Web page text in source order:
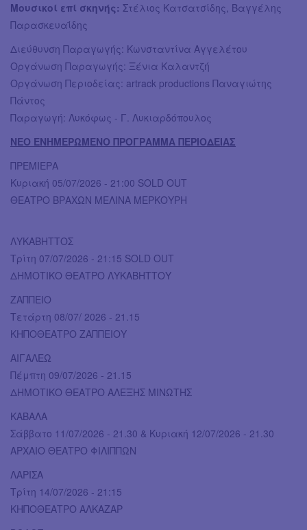
Μουσικοί επί σκηνής: Στέλιος Κατσατσίδης, Βαγγέλης
Παρασκευαΐδης
Διεύθυνση Παραγωγής: Κωνσταντίνα Αγγελέτου
Οργάνωση Παραγωγής: Ξένια Καλαντζή
Οργάνωση Περιοδείας: artrack productions Παναγιώτης
Πάντος
Παραγωγή: Λυκόφως - Γ. Λυκιαρδόπουλος
ΝΕΟ ΕΝΗΜΕΡΩΜΕΝΟ ΠΡΟΓΡΑΜΜΑ ΠΕΡΙΟΔΕΙΑΣ
ΠΡΕΜΙΕΡΑ
Κυριακή 05/07/2026 - 21:00 SOLD OUT
ΘΕΑΤΡΟ ΒΡΑΧΩΝ ΜΕΛΙΝΑ ΜΕΡΚΟΥΡΗ
ΛΥΚΑΒΗΤΤΟΣ
Τρίτη 07/07/2026 - 21:15 SOLD OUT
ΔΗΜΟΤΙΚΟ ΘΕΑΤΡΟ ΛΥΚΑΒΗΤΤΟΥ
ΖΑΠΠΕΙΟ
Τετάρτη 08/07/ 2026 - 21.15
ΚΗΠΟΘΕΑΤΡΟ ΖΑΠΠΕΙΟΥ
ΑΙΓΑΛΕΩ
Πέμπτη 09/07/2026 - 21.15
ΔΗΜΟΤΙΚΟ ΘΕΑΤΡΟ ΑΛΕΞΗΣ ΜΙΝΩΤΗΣ
ΚΑΒΑΛΑ
Σάββατο 11/07/2026 - 21.30 & Κυριακή 12/07/2026 - 21.30
ΑΡΧΑΙΟ ΘΕΑΤΡΟ ΦΙΛΙΠΠΩΝ
ΛΑΡΙΣΑ
Τρίτη 14/07/2026 - 21:15
ΚΗΠΟΘΕΑΤΡΟ ΑΛΚΑΖΑΡ